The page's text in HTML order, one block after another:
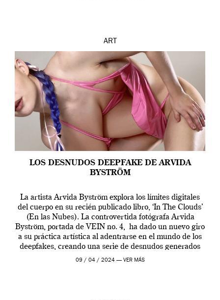
ART
LOS DESNUDOS DEEPFAKE DE ARVIDA
BYSTRÖM
La artista Arvida Byström explora los límites digitales
del cuerpo en su recién publicado libro, ‘In The Clouds’
(En las Nubes). La controvertida fotógrafa Arvida
Byström, portada de VEIN no. 4, ha dado un nuevo giro
a su práctica artística al adentrarse en el mundo de los
deepfakes, creando una serie de desnudos generados
por […]
09 / 04 / 2024 — VER MÁS